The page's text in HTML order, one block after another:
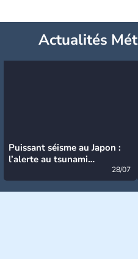
Actualités
Puissant séisme au Japon :
l’alerte au tsunami
28/07